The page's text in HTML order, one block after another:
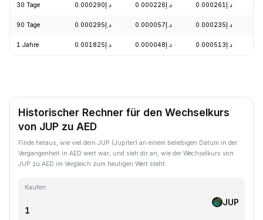
30 Tage د.إ0.000290 د.إ0.000226 د.إ0.000261
90 Tage د.إ0.000295 د.إ0.000057 د.إ0.000235
1 Jahre د.إ0.001825 د.إ0.000048 د.إ0.000513
Historischer Rechner für den Wechselkurs
von JUP zu AED
Finde heraus, wie viel dein JUP (Jupiter) an einem beliebigen Datum in der
Vergangenheit in AED wert war, und sieh dir an, wie der Wechselkurs von
JUP zu AED im Vergleich zum heutigen Wert steht.
Kaufen
JUP